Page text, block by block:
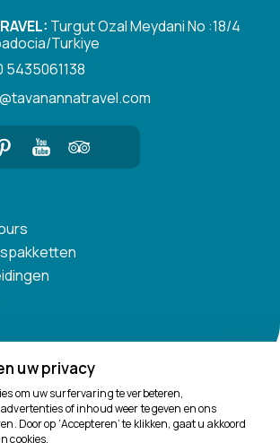
Turgut Ozal Meydani No :18/4
Turkiye
5435061138
uw privacy
om uw surfervaring te verbeteren,
of inhoud weer te geven en ons
Door op ‘Accepteren’ te klikken, gaat u akkoord
cookies.
graag